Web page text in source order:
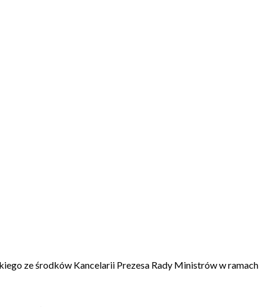
ze środków Kancelarii Prezesa Rady Ministrów w ramach